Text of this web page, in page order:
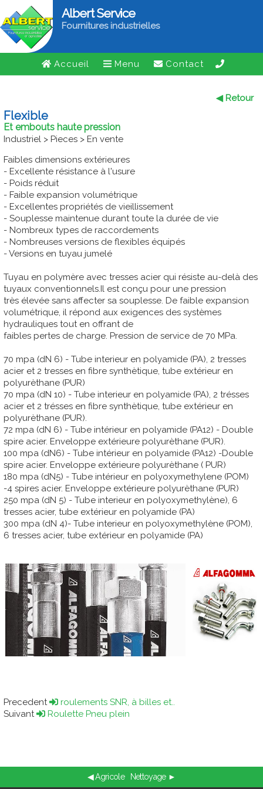
Albert Service
Fournitures industrielles
Accueil Menu Contact
◀ Retour
Flexible
Et embouts haute pression
Industriel > Pieces > En vente
Faibles dimensions extérieures
- Excellente résistance à l'usure
- Poids réduit
- Faible expansion volumétrique
- Excellentes propriétés de vieillissement
- Souplesse maintenue durant toute la durée de vie
- Nombreux types de raccordements
- Nombreuses versions de flexibles équipés
- Versions en tuyau jumelé
Tuyau en polymère avec tresses acier qui résiste au-delà des
tuyaux conventionnels.Il est conçu pour une pression
très élevée sans affecter sa souplesse. De faible expansion
volumétrique, il répond aux exigences des systèmes
hydrauliques tout en offrant de
faibles pertes de charge. Pression de service de 70 MPa.
70 mpa (dN 6) - Tube interieur en polyamide (PA), 2 tresses
acier et 2 tresses en fibre synthètique, tube extérieur en
polyurèthane (PUR)
70 mpa (dN 10) - Tube interieur en polyamide (PA), 2 trésses
acier et 2 trésses en fibre synthètique, tube extérieur en
polyurèthane (PUR).
72 mpa (dN 6) - Tube intérieur en polyamide (PA12) - Double
spire acier. Enveloppe extérieure polyurèthane (PUR).
100 mpa (dN6) - Tube intérieur en polyamide (PA12) -Double
spire acier. Enveloppe extérieure polyurèthane ( PUR)
180 mpa (dN5) - Tube intérieur en polyoxymethylene (POM)
-4 spires acier. Enveloppe extérieure polyurèthane (PUR)
250 mpa (dN 5) - Tube interieur en polyoxymethylène), 6
tresses acier, tube extérieur en polyamide (PA)
300 mpa (dN 4)- Tube interieur en polyoxymethylène (POM),
6 tresses acier, tube extérieur en polyamide (PA)
Precedent
roulements SNR, à billes et..
Suivant
Roulette Pneu plein
◀ Agricole Nettoyage ►